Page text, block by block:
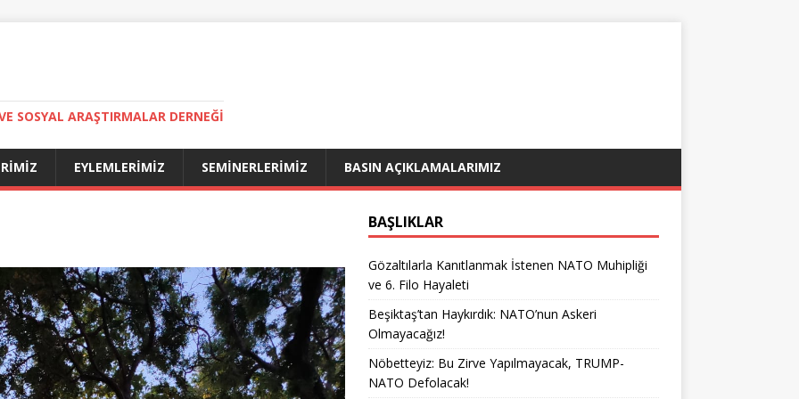
SOSYAL ARAŞTIRMALAR DERNEĞI
EYLEMLERIMIZ SEMINERLERIMIZ BASIN AÇIKLAMALARIMIZ
BAŞLIKLAR
Gözaltılarla Kanıtlanmak İstenen NATO Muhipliği
ve 6. Filo Hayaleti
Beşiktaş’tan Haykırdık: NATO’nun Askeri
Olmayacağız!
Nöbetteyiz: Bu Zirve Yapılmayacak, TRUMP-
NATO Defolacak!